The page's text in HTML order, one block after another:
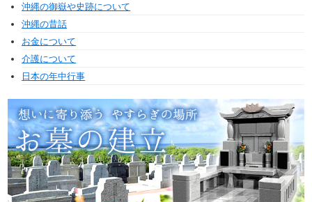
沖縄の御嶽や史跡について
沖縄の昔話
お金について
介護について
日本の年中行事